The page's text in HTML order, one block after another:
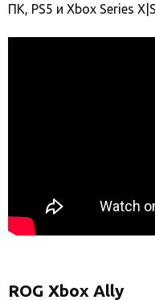
ПК, PS5 и Xbox Series X|S.
ROG Xbox Ally